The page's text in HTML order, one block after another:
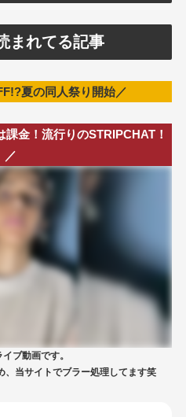
まれてる記事
夏の同人祭り開始／
金！流行りのSTRIPCHAT！
／
ブ動画です。
当サイトでブラー処理してます笑